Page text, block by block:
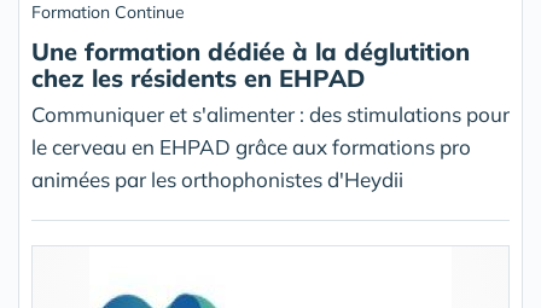
Formation Continue
Une formation dédiée à la déglutition
chez les résidents en EHPAD
Communiquer et s'alimenter : des stimulations pour
le cerveau en EHPAD grâce aux formations pro
animées par les orthophonistes d'Heydii